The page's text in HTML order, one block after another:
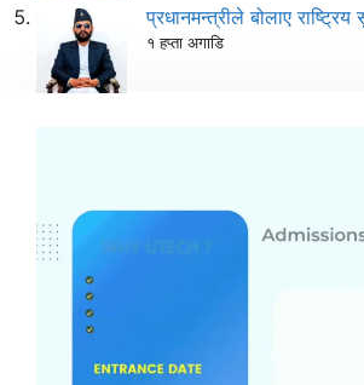
प्रधानमन्त्रीले बोलाए
१ हप्ता अगाडि